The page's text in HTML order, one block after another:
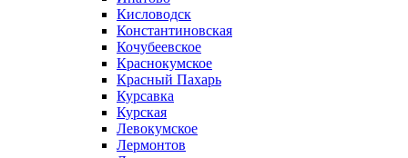
Кисловодск
Константиновская
Кочубеевское
Краснокумское
Красный Пахарь
Курсавка
Курская
Левокумское
Лермонтов